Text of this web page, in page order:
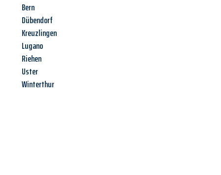
Bern
Dübendorf
Kreuzlingen
Lugano
Riehen
Uster
Winterthur